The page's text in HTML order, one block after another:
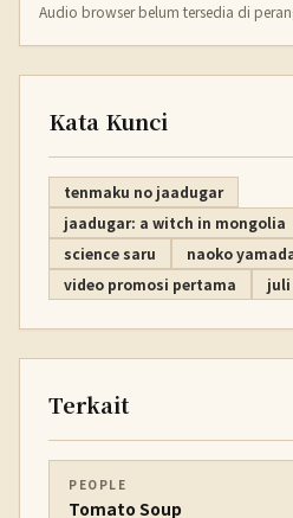
Audio browser belum tersedia di
Kata Kunci
tenmaku no jaadugar
jaadugar: a witch in mongolia
science saru
naoko
video promosi pertama
juli
Terkait
PEOPLE
Tomato Soup